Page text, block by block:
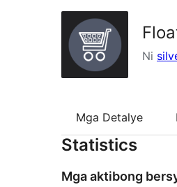
Ni
Mga Detalye
Statistics
Mga aktibong